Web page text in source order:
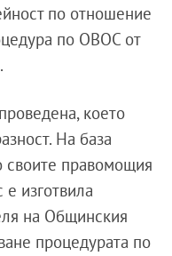
по отношение
по ОВОС от
което
На база
своите правомощия
изготвила
на Общинския
процедурата по